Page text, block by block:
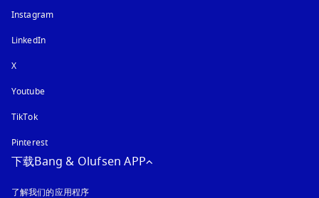
Instagram在新选项卡中打开
LinkedIn
X
Youtube在新选项卡中打开
TikTok
Pinterest
下载Bang & Olufsen APP
了解我们的应用程序